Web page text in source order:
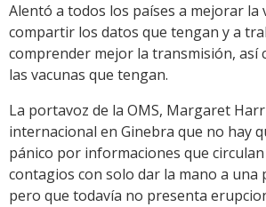
Alentó a todos los países a mejorar la
compartir los datos que tengan y a
comprender mejor la transmisión, así
las vacunas que tengan.
La portavoz de la OMS, Margaret
internacional en Ginebra que no hay
pánico por informaciones que
contagios con solo dar la mano a una
pero que todavía no presenta